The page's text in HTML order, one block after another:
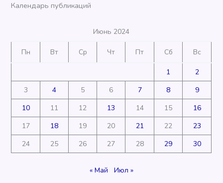
Календарь публикаций
Июнь 2024
Пн Вт Ср Чт Пт Сб Вс
1
2
3
4 5 6 7 8
9
10
11 12 13 14 15
16
17
18 19 20 21 22
23
24
25 26 27 28 29 30
« Май Июл »